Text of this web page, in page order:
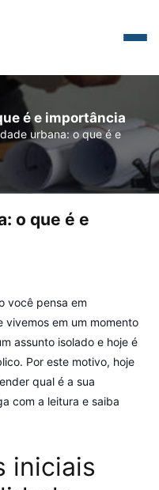
é e importância
urbana: o que é e
o que é e
você pensa em
vivemos em um momento
assunto isolado e hoje é
Por este motivo, hoje
qual é a sua
com a leitura e saiba
iniciais